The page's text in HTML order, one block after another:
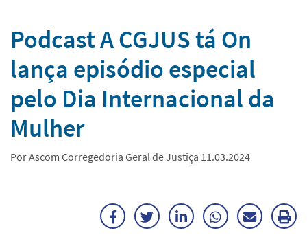
Notícias
Podcast A CGJUS tá On
lança episódio especial
pelo Dia Internacional da
Mulher
Por Ascom Corregedoria Geral de Justiça 11.03.2024
FacebookTwitterLinkedInWhatsApp
Enviar